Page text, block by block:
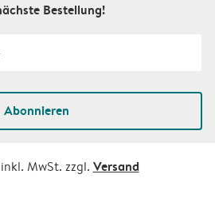
Bestellung!
Abonnieren
MwSt. zzgl. Versand